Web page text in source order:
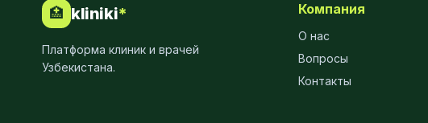
🏥 kliniki*
Платформа клиник и врачей
Узбекистана.
Компания
О нас
Вопросы
Контакты